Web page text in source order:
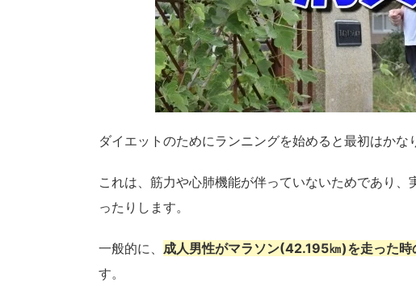
ダイエットのためにランニングを始めると最初はかな
これは、筋力や心肺機能が伴っていないためであり
ったりします。
一般的に、 成人男性がマラソン(42.195㎞)を走った
す。